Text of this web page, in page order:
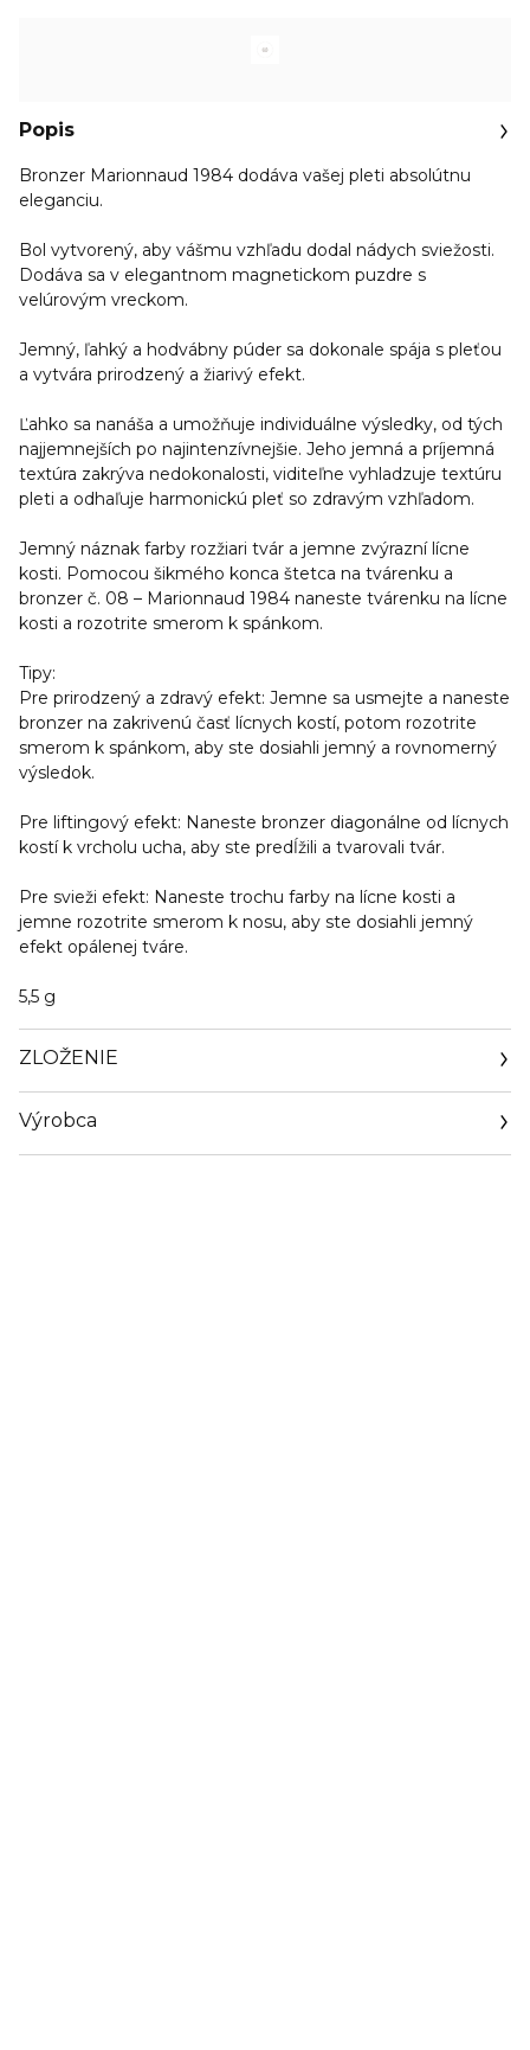
Popis
Bronzer Marionnaud 1984 dodáva vašej pleti absolútnu
eleganciu.
Bol vytvorený, aby vášmu vzhľadu dodal nádych sviežosti.
Dodáva sa v elegantnom magnetickom puzdre s
velúrovým vreckom.
Jemný, ľahký a hodvábny púder sa dokonale spája s pleťou
a vytvára prirodzený a žiarivý efekt.
Ľahko sa nanáša a umožňuje individuálne výsledky, od tých
najjemnejších po najintenzívnejšie. Jeho jemná a príjemná
textúra zakrýva nedokonalosti, viditeľne vyhladzuje textúru
pleti a odhaľuje harmonickú pleť so zdravým vzhľadom.
Jemný náznak farby rozžiari tvár a jemne zvýrazní lícne
kosti. Pomocou šikmého konca štetca na tvárenku a
bronzer č. 08 – Marionnaud 1984 naneste tvárenku na lícne
kosti a rozotrite smerom k spánkom.
Tipy:
Pre prirodzený a zdravý efekt: Jemne sa usmejte a naneste
bronzer na zakrivenú časť lícnych kostí, potom rozotrite
smerom k spánkom, aby ste dosiahli jemný a rovnomerný
výsledok.
Pre liftingový efekt: Naneste bronzer diagonálne od lícnych
kostí k vrcholu ucha, aby ste predĺžili a tvarovali tvár.
Pre svieži efekt: Naneste trochu farby na lícne kosti a
jemne rozotrite smerom k nosu, aby ste dosiahli jemný
efekt opálenej tváre.
5,5 g
ZLOŽENIE
Výrobca